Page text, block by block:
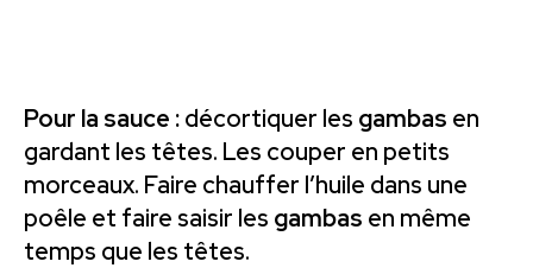
Pour la sauce :décortiquer les gambas en
gardant les têtes. Les couper en petits
morceaux. Faire chauffer l’huile dans une
poêle et faire saisir les gambas en même
temps que les têtes.